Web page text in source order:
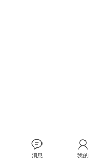
消息 我的